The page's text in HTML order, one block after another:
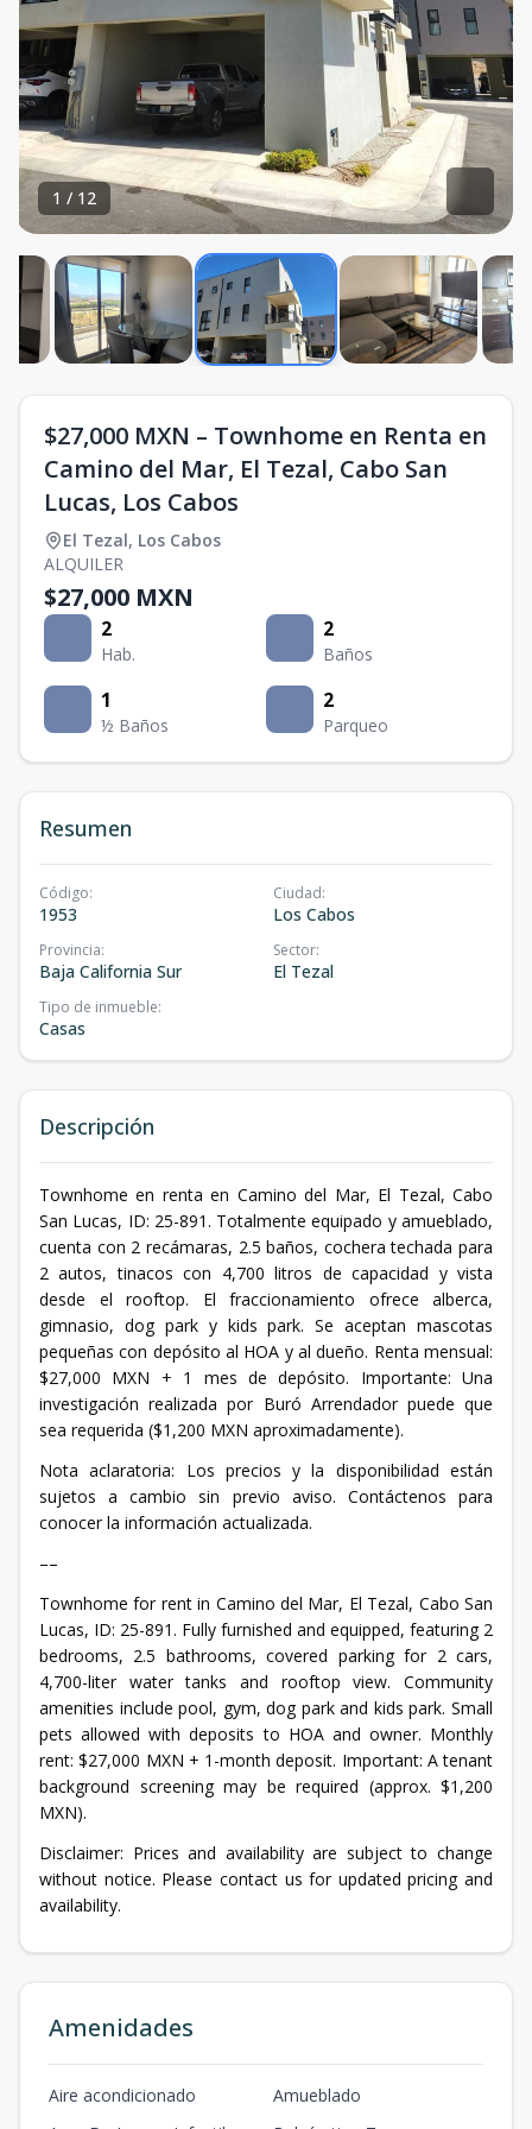
1 / 12
$27,000 MXN – Townhome en Renta en
Camino del Mar, El Tezal, Cabo San
Lucas, Los Cabos
El Tezal, Los Cabos
ALQUILER
$27,000 MXN
2
Hab.
2
Baños
1
½ Baños
2
Parqueo
Resumen
Código:
1953
Ciudad:
Los Cabos
Provincia:
Baja California Sur
Sector:
El Tezal
Tipo de inmueble:
Casas
Descripción
Townhome en renta en Camino del Mar, El Tezal, Cabo
San Lucas, ID: 25-891. Totalmente equipado y amueblado,
cuenta con 2 recámaras, 2.5 baños, cochera techada para
2 autos, tinacos con 4,700 litros de capacidad y vista
desde el rooftop. El fraccionamiento ofrece alberca,
gimnasio, dog park y kids park. Se aceptan mascotas
pequeñas con depósito al HOA y al dueño. Renta mensual:
$27,000 MXN + 1 mes de depósito. Importante: Una
investigación realizada por Buró Arrendador puede que
sea requerida ($1,200 MXN aproximadamente).
Nota aclaratoria: Los precios y la disponibilidad están
sujetos a cambio sin previo aviso. Contáctenos para
conocer la información actualizada.
––
Townhome for rent in Camino del Mar, El Tezal, Cabo San
Lucas, ID: 25-891. Fully furnished and equipped, featuring 2
bedrooms, 2.5 bathrooms, covered parking for 2 cars,
4,700-liter water tanks and rooftop view. Community
amenities include pool, gym, dog park and kids park. Small
pets allowed with deposits to HOA and owner. Monthly
rent: $27,000 MXN + 1-month deposit. Important: A tenant
background screening may be required (approx. $1,200
MXN).
Disclaimer: Prices and availability are subject to change
without notice. Please contact us for updated pricing and
availability.
Amenidades
Aire acondicionado
Amueblado